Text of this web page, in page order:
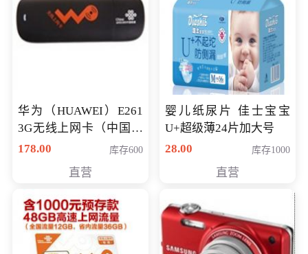
华为（HUAWEI）E261
3G无线上网卡（中国联
通）
178.00 库存600
直营
婴儿纸尿片 佳士宝宝
U+超级薄24片加大号
28.00
库存1000
直营